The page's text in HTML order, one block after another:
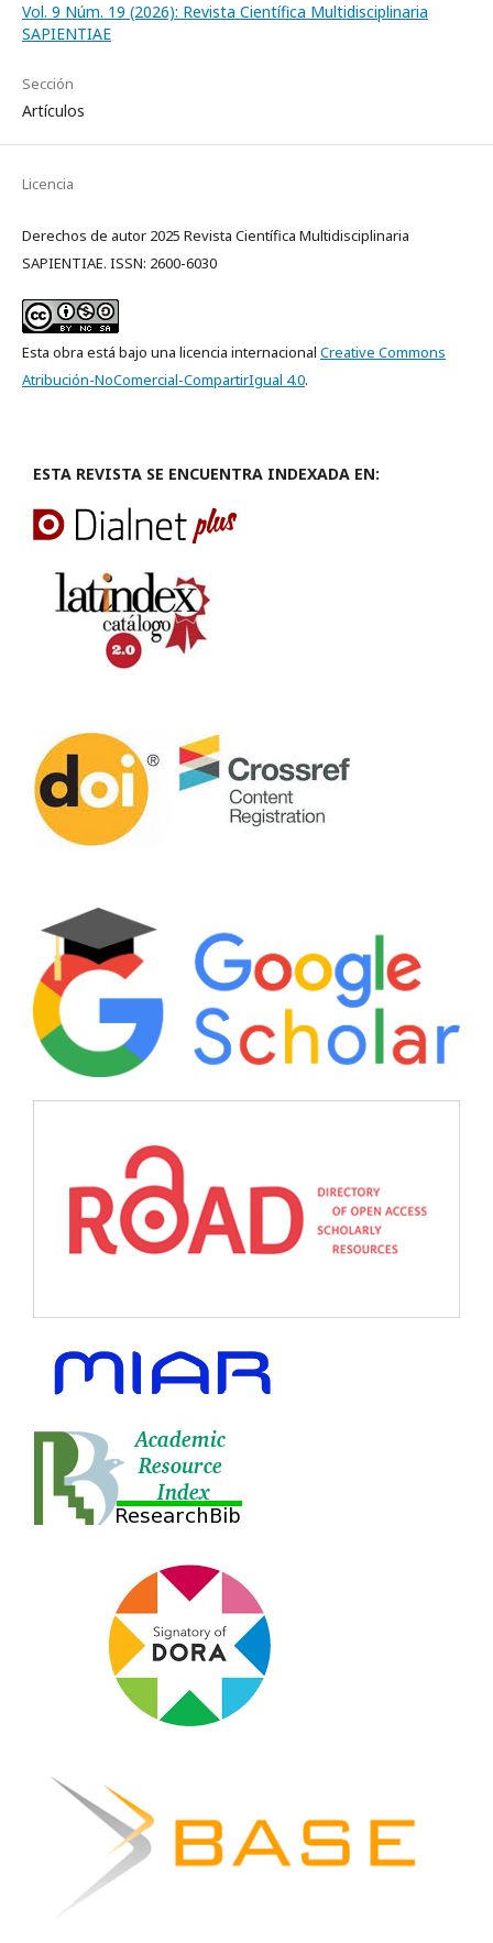
Vol. 9 Núm. 19 (2026): Revista Científica Multidisciplinaria
SAPIENTIAE
Sección
Artículos
Licencia
Derechos de autor 2025 Revista Científica Multidisciplinaria
SAPIENTIAE. ISSN: 2600-6030
Esta obra está bajo una licencia internacional Creative Commons
Atribución-NoComercial-CompartirIgual 4.0.
ESTA REVISTA SE ENCUENTRA INDEXADA EN: